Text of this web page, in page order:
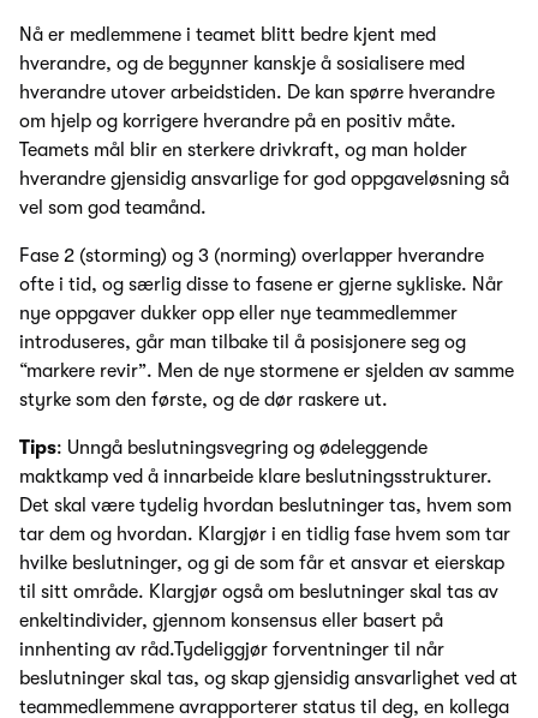
Nå er medlemmene i teamet blitt bedre kjent med
hverandre, og de begynner kanskje å sosialisere med
hverandre utover arbeidstiden. De kan spørre hverandre
om hjelp og korrigere hverandre på en positiv måte.
Teamets mål blir en sterkere drivkraft, og man holder
hverandre gjensidig ansvarlige for god oppgaveløsning så
vel som god teamånd.
Fase 2 (storming) og 3 (norming) overlapper hverandre
ofte i tid, og særlig disse to fasene er gjerne sykliske. Når
nye oppgaver dukker opp eller nye teammedlemmer
introduseres, går man tilbake til å posisjonere seg og
“markere revir”. Men de nye stormene er sjelden av samme
styrke som den første, og de dør raskere ut.
Tips: Unngå beslutningsvegring og ødeleggende
maktkamp ved å innarbeide klare beslutningsstrukturer.
Det skal være tydelig hvordan beslutninger tas, hvem som
tar dem og hvordan. Klargjør i en tidlig fase hvem som tar
hvilke beslutninger, og gi de som får et ansvar et eierskap
til sitt område. Klargjør også om beslutninger skal tas av
enkeltindivider, gjennom konsensus eller basert på
innhenting av råd.Tydeliggjør forventninger til når
beslutninger skal tas, og skap gjensidig ansvarlighet ved at
teammedlemmene avrapporterer status til deg, en kollega